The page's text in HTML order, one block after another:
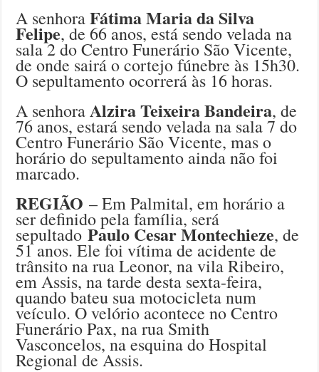
A senhoraFátima Maria da Silva
Felipe, de 66 anos, está sendo velada na
sala 2 do Centro Funerário São Vicente,
de onde sairá o cortejo fúnebre às 15h30.
O sepultamento ocorrerá às 16 horas.
A senhoraAlzira Teixeira Bandeira, de
76 anos, estará sendo velada na sala 7 do
Centro Funerário São Vicente, mas o
horário do sepultamento ainda não foi
marcado.
REGIÃO – Em Palmital, em horário a
ser definido pela família, será
sepultadoPaulo Cesar Montechieze, de
51 anos. Ele foi vítima de acidente de
trânsito na rua Leonor, na vila Ribeiro,
em Assis, na tarde desta sexta-feira,
quando bateu sua motocicleta num
veículo. O velório acontece no Centro
Funerário Pax, na rua Smith
Vasconcelos, na esquina do Hospital
Regional de Assis.